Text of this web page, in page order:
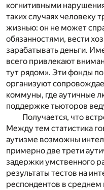
когнитивными
таких случаях человеку
жизнью: он не может
обязанностями, вести
зарабатывать деньги.
всего привлекают
тут рядом». Эти фонды
организуют
коммуны, где аутичные
поддержке тьюторов
Получается, что
Между тем статистика
аутизме возможны
примерно две трети
задержки умственного
результаты тестов на
респондентов в